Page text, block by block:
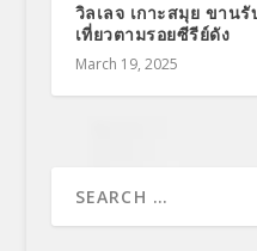
วิลเลจ เกาะสมุย ขาน
เที่ยวตามรอยซีรีย์ดัง
March 19, 2025